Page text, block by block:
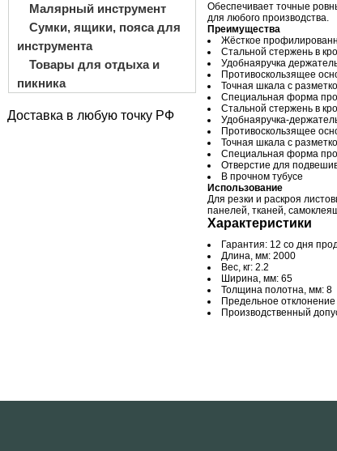
Малярный инструмент
Сумки, ящики, пояса для
инструмента
Товары для отдыха и
пикника
Доставка в любую точку РФ
Обеспечивает точные
для любого производства.
Преимущества
Жёсткое
Стальной стержень в
Удобнаяручка
Противоскользящее
Точная шкала с
Специальная форма
Стальной стержень в
Удобнаяручка-
Противоскользящее
Точная шкала с
Специальная форма
Отверстие для
В прочном тубусе
Использование
Для резки и раскроя
панелей, тканей,
Характеристики
Гарантия: 12 со дня
Длина, мм: 2000
Вес, кг: 2.2
Ширина, мм: 65
Толщина полотна, мм: 8
Предельное
Производственный